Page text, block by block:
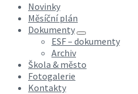
Novinky
Měsíční plán
Dokumenty
ESF – dokumenty
Archiv
Škola & město
Fotogalerie
Kontakty